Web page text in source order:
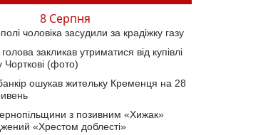
8 Серпня
чоловіка засудили за крадіжку газу
закликав утриматися від купівлі
Чорткові (фото)
ошукав жительку Кременця на 28
з позивним «Хижак»
«Хрестом доблесті»